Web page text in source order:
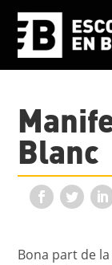
Blanc
Bona part de